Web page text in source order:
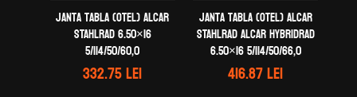
Janta tabla (otel) ALCAR
STAHLRAD 6.50×16
5/114/50/60,0
332.75lei
Janta tabla (otel) ALCAR
STAHLRAD ALCAR HYBRIDRAD
6.50×16 5/114/50/66,0
416.87lei